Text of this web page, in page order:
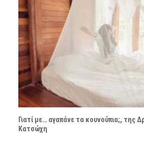
Γιατί με… αγαπάνε τα κουνούπια;, της
Κατσώχη